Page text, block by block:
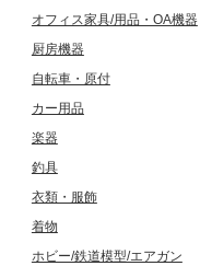
オフィス家具/用品・OA機器
厨房機器
自転車・原付
カー用品
楽器
釣具
衣類・服飾
着物
ホビー/鉄道模型/エアガン